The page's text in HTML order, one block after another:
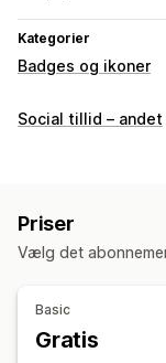
Kategorier
Badges og ikoner
Ikontyper
Baggrunde
Placering af ikon
Social tillid – andet
Priser
Vælg det
Basic
Gratis